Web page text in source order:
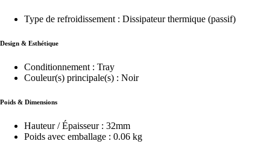
Type de refroidissement : Dissipateur thermique (passif)
Design & Esthétique
Conditionnement : Tray
Couleur(s) principale(s) : Noir
Poids & Dimensions
Hauteur / Épaisseur : 32mm
Poids avec emballage : 0.06 kg